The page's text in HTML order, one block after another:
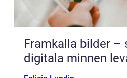
Framkalla bilder –
digitala minnen